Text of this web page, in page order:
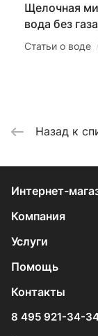
Щелочная
вода без газа
Статьи о воде
Назад к
Интернет-
Компания
Услуги
Помощь
Контакты
8 495 921-34-